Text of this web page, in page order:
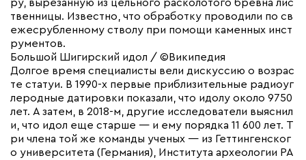
ру, вырезанную из цельного расколотого бревна лис
твенницы. Известно, что обработку проводили по св
ежесрубленному стволу при помощи каменных инст
рументов.
Большой Шигирский идол / ©Википедия
Долгое время специалисты вели дискуссию о возрас
те статуи. В 1990-х первые приблизительные радиоуг
леродные датировки показали, что идолу около 9750
лет. А затем, в 2018-м, другие исследователи выяснил
и, что идол еще старше — и ему порядка 11 600 лет. Т
ри члена той же команды ученых — из Геттингенског
о университета (Германия), Института археологии РА